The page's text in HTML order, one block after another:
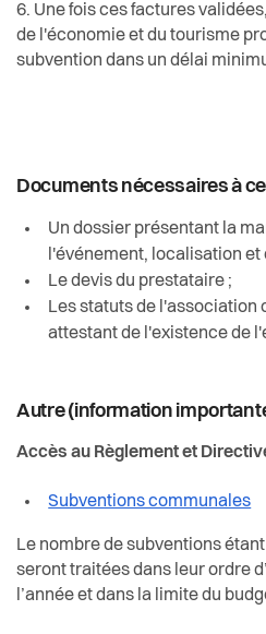
6. Une fois ces factures
de l'économie et du tourisme
subvention dans un délai
Documents nécessaires à
Un dossier présentant la
l'événement, localisation et
Le devis du prestataire ;
Les statuts de l'association
attestant de l'existence de
Autre (information
Accès au Règlement et
Subventions communales
Le nombre de subventions
seront traitées dans leur ordre
l’année et dans la limite du